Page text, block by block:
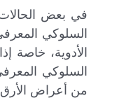
في بعض
السلوكي
الأدوية، خاصة
السلوكي
من أعراض